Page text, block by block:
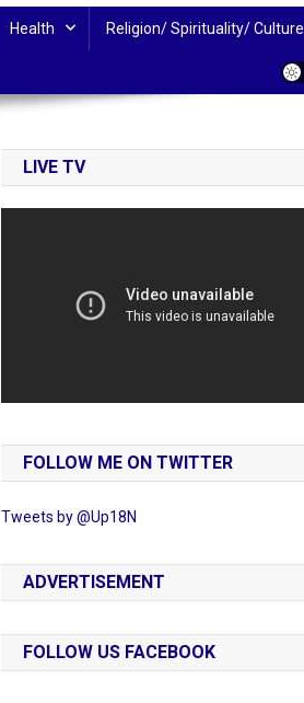
Health Religion/ Spirituality/ Culture
LIVE TV
FOLLOW ME ON TWITTER
Tweets by @Up18N
ADVERTISEMENT
FOLLOW US FACEBOOK